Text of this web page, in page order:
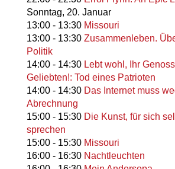
Sonntag, 20. Januar
13:00- 13:30 Missouri
13:00- 13:30 Zusammenleben.
Politik
14:00- 14:30 Lebt wohl, Ihr
Geliebten!: Tod eines Patrioten
14:00- 14:30 Das Internet muss
Abrechnung
15:00- 15:30 Die Kunst, für sich
sprechen
15:00- 15:30 Missouri
16:00- 16:30 Nachtleuchten